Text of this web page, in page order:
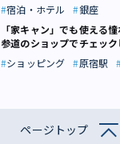
宿泊・ホテル
銀座
「家キャン」でも使える
参道のショップでチェック
ショッピング
原宿駅
ページトップ